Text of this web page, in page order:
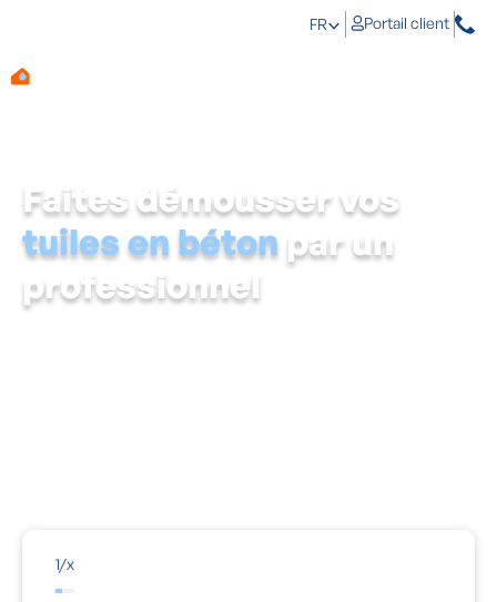
FR Portail client
Faites démousser vos
tuiles en béton par un
professionnel
1/x